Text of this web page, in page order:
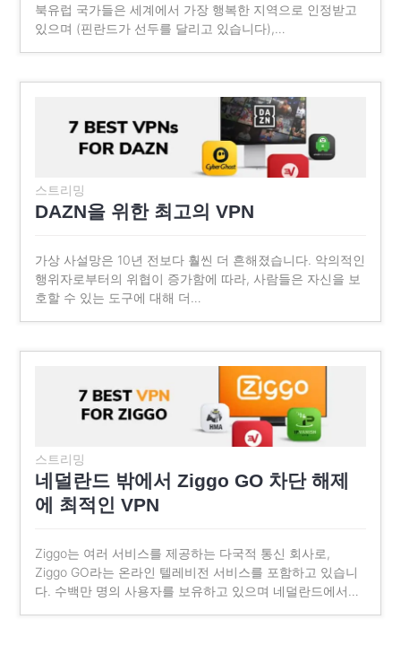
북유럽 국가들은 세계에서 가장 행복한 지역으로 인정받고
있으며 (핀란드가 선두를 달리고 있습니다),…
스트리밍
DAZN을 위한 최고의 VPN
가상 사설망은 10년 전보다 훨씬 더 흔해졌습니다. 악의적인
행위자로부터의 위협이 증가함에 따라, 사람들은 자신을 보
호할 수 있는 도구에 대해 더…
스트리밍
네덜란드 밖에서 Ziggo GO 차단 해제
에 최적인 VPN
Ziggo는 여러 서비스를 제공하는 다국적 통신 회사로,
Ziggo GO라는 온라인 텔레비전 서비스를 포함하고 있습니
다. 수백만 명의 사용자를 보유하고 있으며 네덜란드에서…